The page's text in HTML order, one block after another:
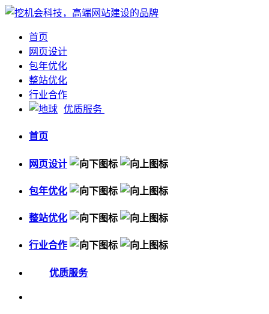
首页
网页设计
包年优化
整站优化
行业合作
优质服务
首页
网页设计
包年优化
整站优化
行业合作
优质服务